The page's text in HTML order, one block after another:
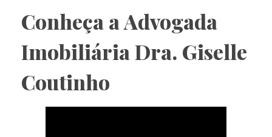
Conheça a Advogada
Imobiliária Dra. Giselle
Coutinho